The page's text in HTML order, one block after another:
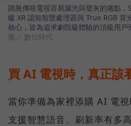
跳脫傳統電視容易漏光與發灰的痛點
級 XR 認知智慧處理器與 True RGB 背
核心，皆為追求劇院級體驗的頂級用戶
圖／ 數位時代
買 AI 電視時，真正該
當你準備為家裡添購 AI 電
支援智慧語音、刷新率有多